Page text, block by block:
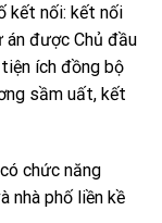
kết nối: kết nối
án được Chủ đầu
ích đồng bộ
sầm uất, kết
chức năng
nhà phố liền kề